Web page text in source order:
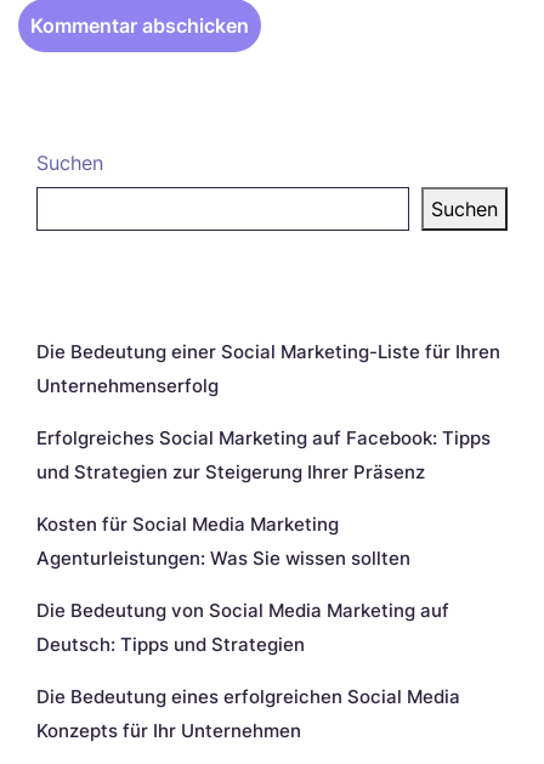
Suchen
Suchen
Die Bedeutung einer Social Marketing-Liste für Ihren
Unternehmenserfolg
Erfolgreiches Social Marketing auf Facebook: Tipps
und Strategien zur Steigerung Ihrer Präsenz
Kosten für Social Media Marketing
Agenturleistungen: Was Sie wissen sollten
Die Bedeutung von Social Media Marketing auf
Deutsch: Tipps und Strategien
Die Bedeutung eines erfolgreichen Social Media
Konzepts für Ihr Unternehmen